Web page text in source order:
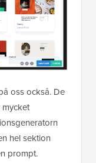
oss också. De
hel sektion
prompt.